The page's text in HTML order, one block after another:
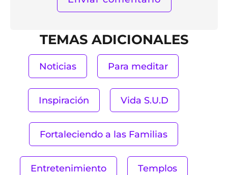
TEMAS ADICIONALES
Noticias Para meditar
Inspiración Vida S.U.D
Fortaleciendo a las Familias
Entretenimiento Templos